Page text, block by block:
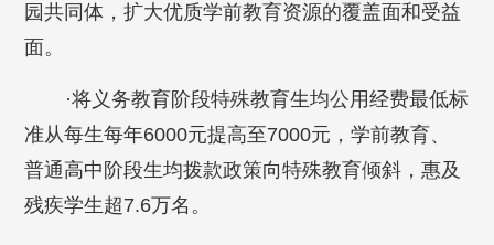
园共同体，扩大优质学前教育资源的覆盖面和受益
面。
·将义务教育阶段特殊教育生均公用经费最低标
准从每生每年6000元提高至7000元，学前教育、
普通高中阶段生均拨款政策向特殊教育倾斜，惠及
残疾学生超7.6万名。